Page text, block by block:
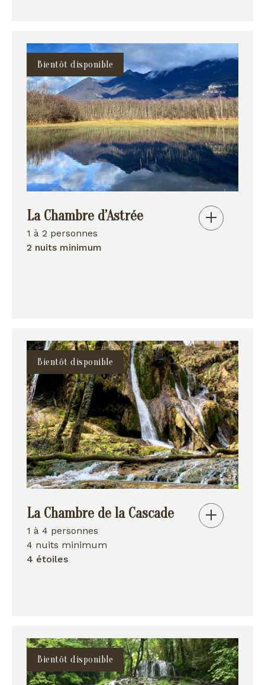
Bientôt disponible
La Chambre d’Astrée
1 à 2 personnes
2 nuits minimum
Bientôt disponible
La Chambre de la Cascade
1 à 4 personnes
4 nuits minimum
4 étoiles
Bientôt disponible